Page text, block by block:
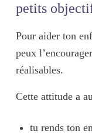
petits
Pour aider ton
peux
réalisables.
Cette attitude a
tu rends ton